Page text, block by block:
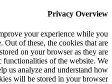
Privacy Overview
your experience while you
Out of these, the cookies that are
on your browser as they are
of the website. We
us analyze and understand how
will be stored in your browser